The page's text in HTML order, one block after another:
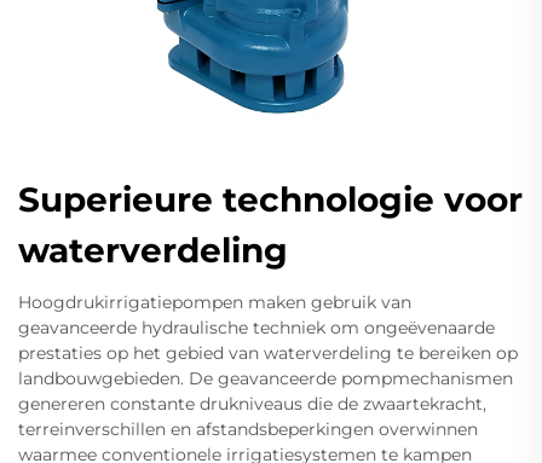
Superieure technologie voor
waterverdeling
Hoogdrukirrigatiepompen maken gebruik van
geavanceerde hydraulische techniek om ongeëvenaarde
prestaties op het gebied van waterverdeling te bereiken op
landbouwgebieden. De geavanceerde pompmechanismen
genereren constante drukniveaus die de zwaartekracht,
terreinverschillen en afstandsbeperkingen overwinnen
waarmee conventionele irrigatiesystemen te kampen